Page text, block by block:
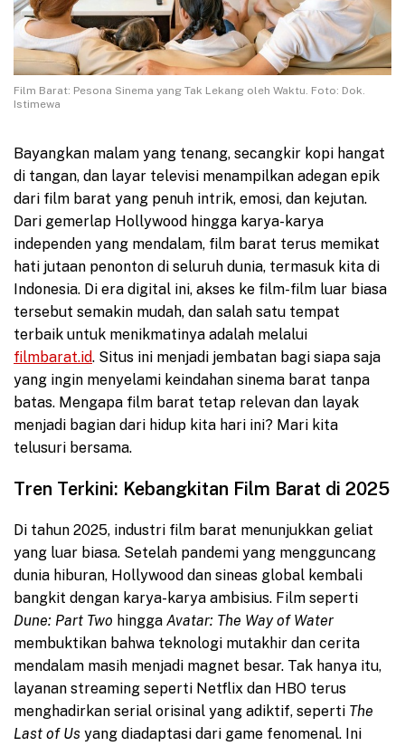
Film Barat: Pesona Sinema yang Tak Lekang oleh Waktu. Foto: Dok.
Istimewa
Bayangkan malam yang tenang, secangkir kopi hangat
di tangan, dan layar televisi menampilkan adegan epik
dari film barat yang penuh intrik, emosi, dan kejutan.
Dari gemerlap Hollywood hingga karya-karya
independen yang mendalam, film barat terus memikat
hati jutaan penonton di seluruh dunia, termasuk kita di
Indonesia. Di era digital ini, akses ke film-film luar biasa
tersebut semakin mudah, dan salah satu tempat
terbaik untuk menikmatinya adalah melalui
filmbarat.id. Situs ini menjadi jembatan bagi siapa saja
yang ingin menyelami keindahan sinema barat tanpa
batas. Mengapa film barat tetap relevan dan layak
menjadi bagian dari hidup kita hari ini? Mari kita
telusuri bersama.
Tren Terkini: Kebangkitan Film Barat di 2025
Di tahun 2025, industri film barat menunjukkan geliat
yang luar biasa. Setelah pandemi yang mengguncang
dunia hiburan, Hollywood dan sineas global kembali
bangkit dengan karya-karya ambisius. Film seperti
Dune: Part Two hingga Avatar: The Way of Water
membuktikan bahwa teknologi mutakhir dan cerita
mendalam masih menjadi magnet besar. Tak hanya itu,
layanan streaming seperti Netflix dan HBO terus
menghadirkan serial orisinal yang adiktif, seperti The
Last of Us yang diadaptasi dari game fenomenal. Ini